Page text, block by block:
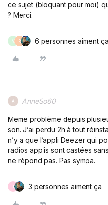
ce sujet (bloquant pour moi)
? Merci.
M R 6 personnes aiment ça
A AnneSo60
Même problème depuis
son. J’ai perdu 2h à tout
n’y a que l’appli Deezer qui
radios applis sont castées
ne répond pas. Pas sympa.
J 3 personnes aiment ça